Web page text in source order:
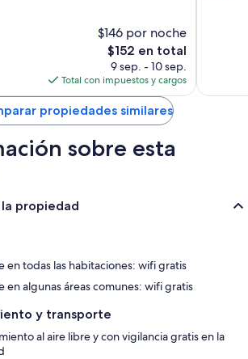
$146 por noche
El
precio
actual
es
de
$152
$152 en total
9 sep. - 10 sep.
Total con impuestos y cargos
propiedades similares
sobre esta
propiedad
en todas las habitaciones: wifi gratis
en algunas áreas comunes: wifi gratis
y transporte
al aire libre y con vigilancia gratis en la